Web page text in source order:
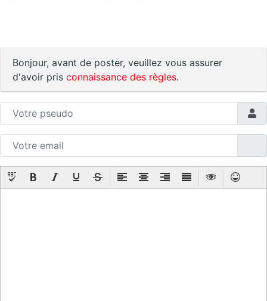
Bonjour, avant de poster, veuillez vous assurer
d'avoir pris connaissance des règles.